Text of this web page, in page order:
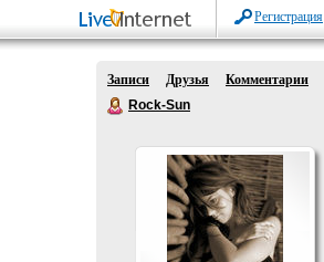
Регистрация
Записи Друзья
Комментарии
Rock-Sun